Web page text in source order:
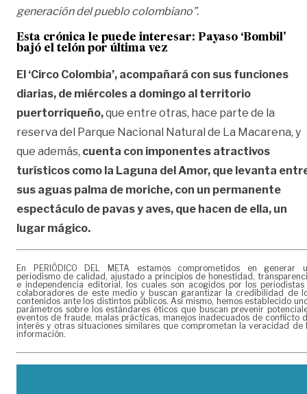
generación del pueblo colombiano”.
Esta crónica le puede interesar: Payaso ‘Bombil’
bajó el telón por última vez
El ‘Circo Colombia’, acompañará con sus funciones
diarias, de miércoles a domingo al territorio
puertorriqueño,que entre otras, hace parte de la
reserva del Parque Nacional Natural de La Macarena, y
que además, cuenta con imponentes atractivos
turísticos como la Laguna del Amor, que levanta
sus aguas palma de moriche, con un permanente
espectáculo de pavas y aves, que hacen de ella, un
lugar mágico.
En PERIÓDICO DEL META estamos comprometidos en generar
periodismo de calidad, ajustado a principios de honestidad,
e independencia editorial, los cuales son acogidos por los periodistas
colaboradores de este medio y buscan garantizar la credibilidad de
contenidos ante los distintos públicos. Así mismo, hemos establecido
parámetros sobre los estándares éticos que buscan prevenir
eventos de fraude, malas prácticas, manejos inadecuados de conflicto
interés y otras situaciones similares que comprometan la veracidad de
información.